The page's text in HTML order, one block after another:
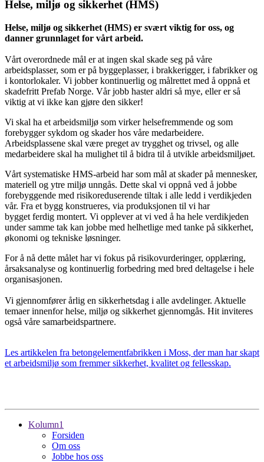
Helse, miljø og sikkerhet (HMS)
Helse, miljø og sikkerhet (HMS) er svært viktig for oss, og
danner grunnlaget for vårt arbeid.
Vårt overordnede mål er at ingen skal skade seg på våre
arbeidsplasser, som er på byggeplasser, i brakkerigger, i fabrikker og
i kontorlokaler. Vi jobber kontinuerlig og målrettet med å oppnå et
skadefritt Prefab Norge. Vår jobb haster aldri så mye, eller er så
viktig at vi ikke kan gjøre den sikker!
Vi skal ha et arbeidsmiljø som virker helsefremmende og som
forebygger sykdom og skader hos våre medarbeidere.
Arbeidsplassene skal være preget av trygghet og trivsel, og alle
medarbeidere skal ha mulighet til å bidra til å utvikle arbeidsmiljøet.
Vårt systematiske HMS-arbeid har som mål at skader på mennesker,
materiell og ytre miljø unngås. Dette skal vi oppnå ved å jobbe
forebyggende med risikoreduserende tiltak i alle ledd i verdikjeden
vår. Fra et bygg konstrueres, via produksjonen til vi har
bygget ferdig montert. Vi opplever at vi ved å ha hele verdikjeden
under samme tak kan jobbe med helhetlige med tanke på sikkerhet,
økonomi og tekniske løsninger.
For å nå dette målet har vi fokus på risikovurderinger, opplæring,
årsaksanalyse og kontinuerlig forbedring med bred deltagelse i hele
organisasjonen.
Vi gjennomfører årlig en sikkerhetsdag i alle avdelinger. Aktuelle
temaer innenfor helse, miljø og sikkerhet gjennomgås. Hit inviteres
også våre samarbeidspartnere.
Les artikkelen fra betongelementfabrikken i Moss, der man har skapt
et arbeidsmiljø som fremmer sikkerhet, kvalitet og fellesskap.
Kolumn1
Forsiden
Om oss
Jobbe hos oss